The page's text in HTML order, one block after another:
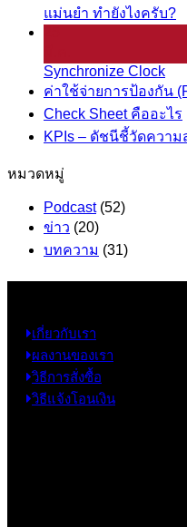
แม่นยำ ทำยังไงครับ?
Synchronize Clock
ค่าใช้จ่ายการป้องกัน
Check Sheet คืออะไร
KPIs – ดัชนีชี้วัดความ
หมวดหมู่
Podcast(52)
ข่าว (20)
บทความ (31)
เกี่ยวกับเรา
ผลงานของเรา
วิธีการสั่งซื้อ
วิธีแจ้งโอนเงิน